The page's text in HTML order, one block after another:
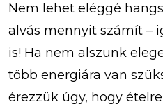
Nem lehet eléggé
alvás mennyit számít –
is! Ha nem alszunk
több energiára van
érezzük úgy, hogy